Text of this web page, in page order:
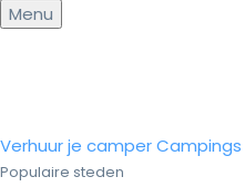
Menu
Verhuur je camperCampings
Populaire steden